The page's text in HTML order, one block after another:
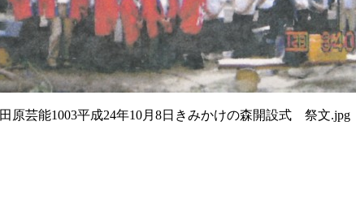
田原芸能1003平成24年10月8日きみかけの森開設式 祭文.jpg